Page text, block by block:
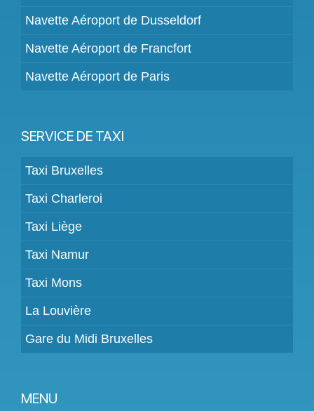
Navette Aéroport de Dusseldorf
Navette Aéroport de Francfort
Navette Aéroport de Paris
SERVICE DE TAXI
Taxi Bruxelles
Taxi Charleroi
Taxi Liège
Taxi Namur
Taxi Mons
La Louvière
Gare du Midi Bruxelles
MENU